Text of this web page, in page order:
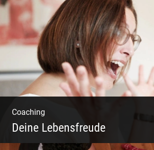
Coaching
Deine Lebensfreude